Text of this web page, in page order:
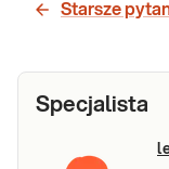
w monitorowaniu
Starsze
Specjalista